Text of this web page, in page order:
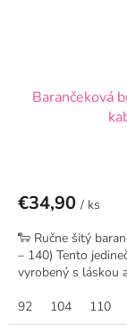
Barančeková
€34,90 / ks
🐑 Ručne šitý
– 140) Tento
vyrobený s láskou
92
104 110